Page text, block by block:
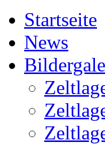
Startseite
News